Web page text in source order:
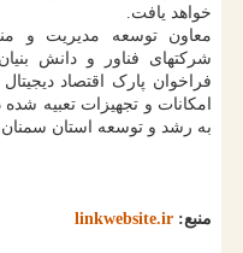
خواهد یافت.
معاون توسعه مدیریت و
شرکتهای فناور و دانش
فراخوان پارک اقتصاد
امکانات و تجهیزات تعبیه
به رشد و توسعه استان
منبع: linkwebsite.ir